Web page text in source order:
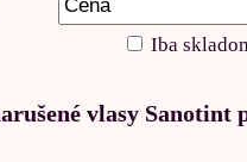
Iba
vlasy Sanotint